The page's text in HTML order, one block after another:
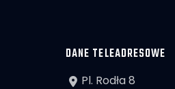
DANE TELEADRESOWE
Pl. Rodła 8